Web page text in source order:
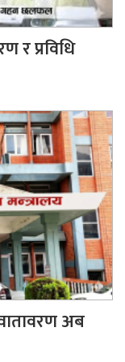
र प्रविधि
अब